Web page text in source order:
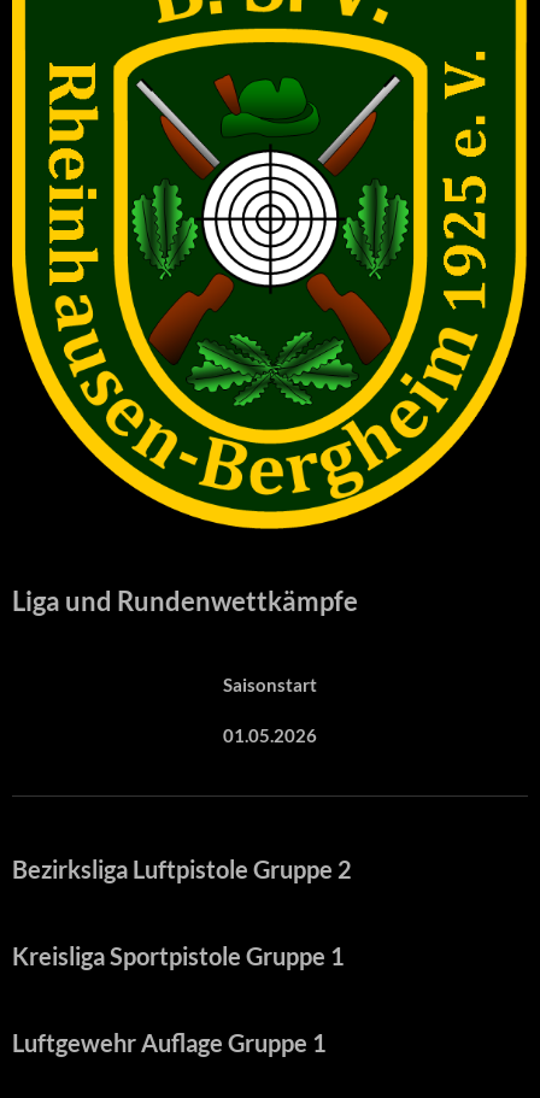
Liga und Rundenwettkämpfe
Saisonstart
01.05.2026
Bezirksliga Luftpistole Gruppe 2
Kreisliga Sportpistole Gruppe 1
Luftgewehr Auflage Gruppe 1